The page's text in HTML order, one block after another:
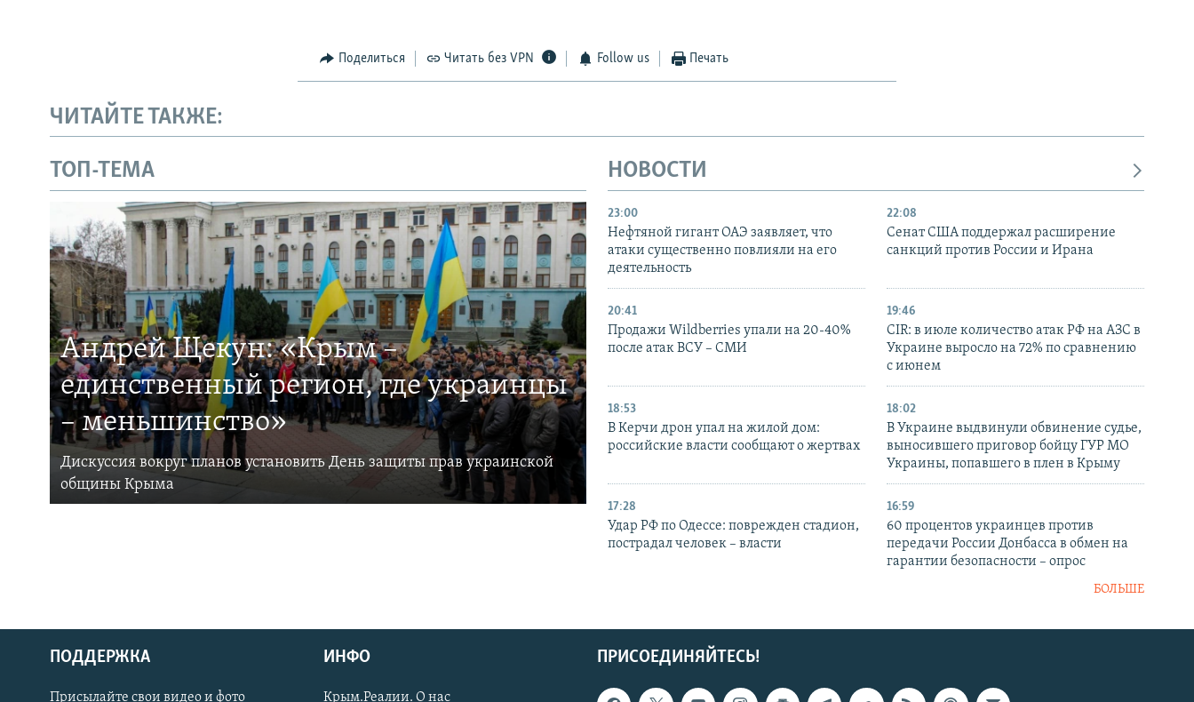
Українською
Поделиться Читать без VPN Follow us Печать
ЧИТАЙТЕ ТАКЖЕ:
ТОП-ТЕМА
Андрей Щекун: «Крым –
единственный регион, где украинцы
– меньшинство»
Дискуссия вокруг планов установить День защиты прав украинской
общины Крыма
НОВОСТИ
23:00
Нефтяной гигант ОАЭ заявляет, что
атаки существенно повлияли на его
деятельность
22:08
Сенат США поддержал расширение
санкций против России и Ирана
20:41
Продажи Wildberries упали на 20-40%
после атак ВСУ – СМИ
19:46
CIR: в июле количество атак РФ на АЗС в
Украине выросло на 72% по сравнению
с июнем
18:53
В Керчи дрон упал на жилой дом:
российские власти сообщают о жертвах
18:02
В Украине выдвинули обвинение судье,
выносившего приговор бойцу ГУР МО
Украины, попавшего в плен в Крыму
17:28
Удар РФ по Одессе: поврежден стадион,
пострадал человек – власти
16:59
60 процентов украинцев против
передачи России Донбасса в обмен на
гарантии безопасности – опрос
БОЛЬШЕ
ПРИСОЕДИНЯЙТЕСЬ!
ПОДДЕРЖКА
Присылайте свои видео и фото
ИНФО
Крым.Реалии. О нас